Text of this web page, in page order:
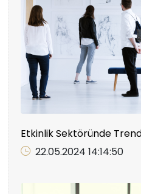
Etkinlik Sektöründe
22.05.2024 14:14:50